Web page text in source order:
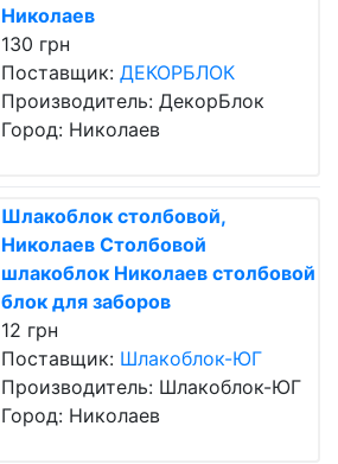
Николаев
130 грн
Поставщик: ДЕКОРБЛОК
Производитель: ДекорБлок
Город: Николаев
Шлакоблок столбовой,
Николаев Столбовой
шлакоблок Николаев столбовой
блок для заборов
12 грн
Поставщик: Шлакоблок-ЮГ
Производитель: Шлакоблок-ЮГ
Город: Николаев